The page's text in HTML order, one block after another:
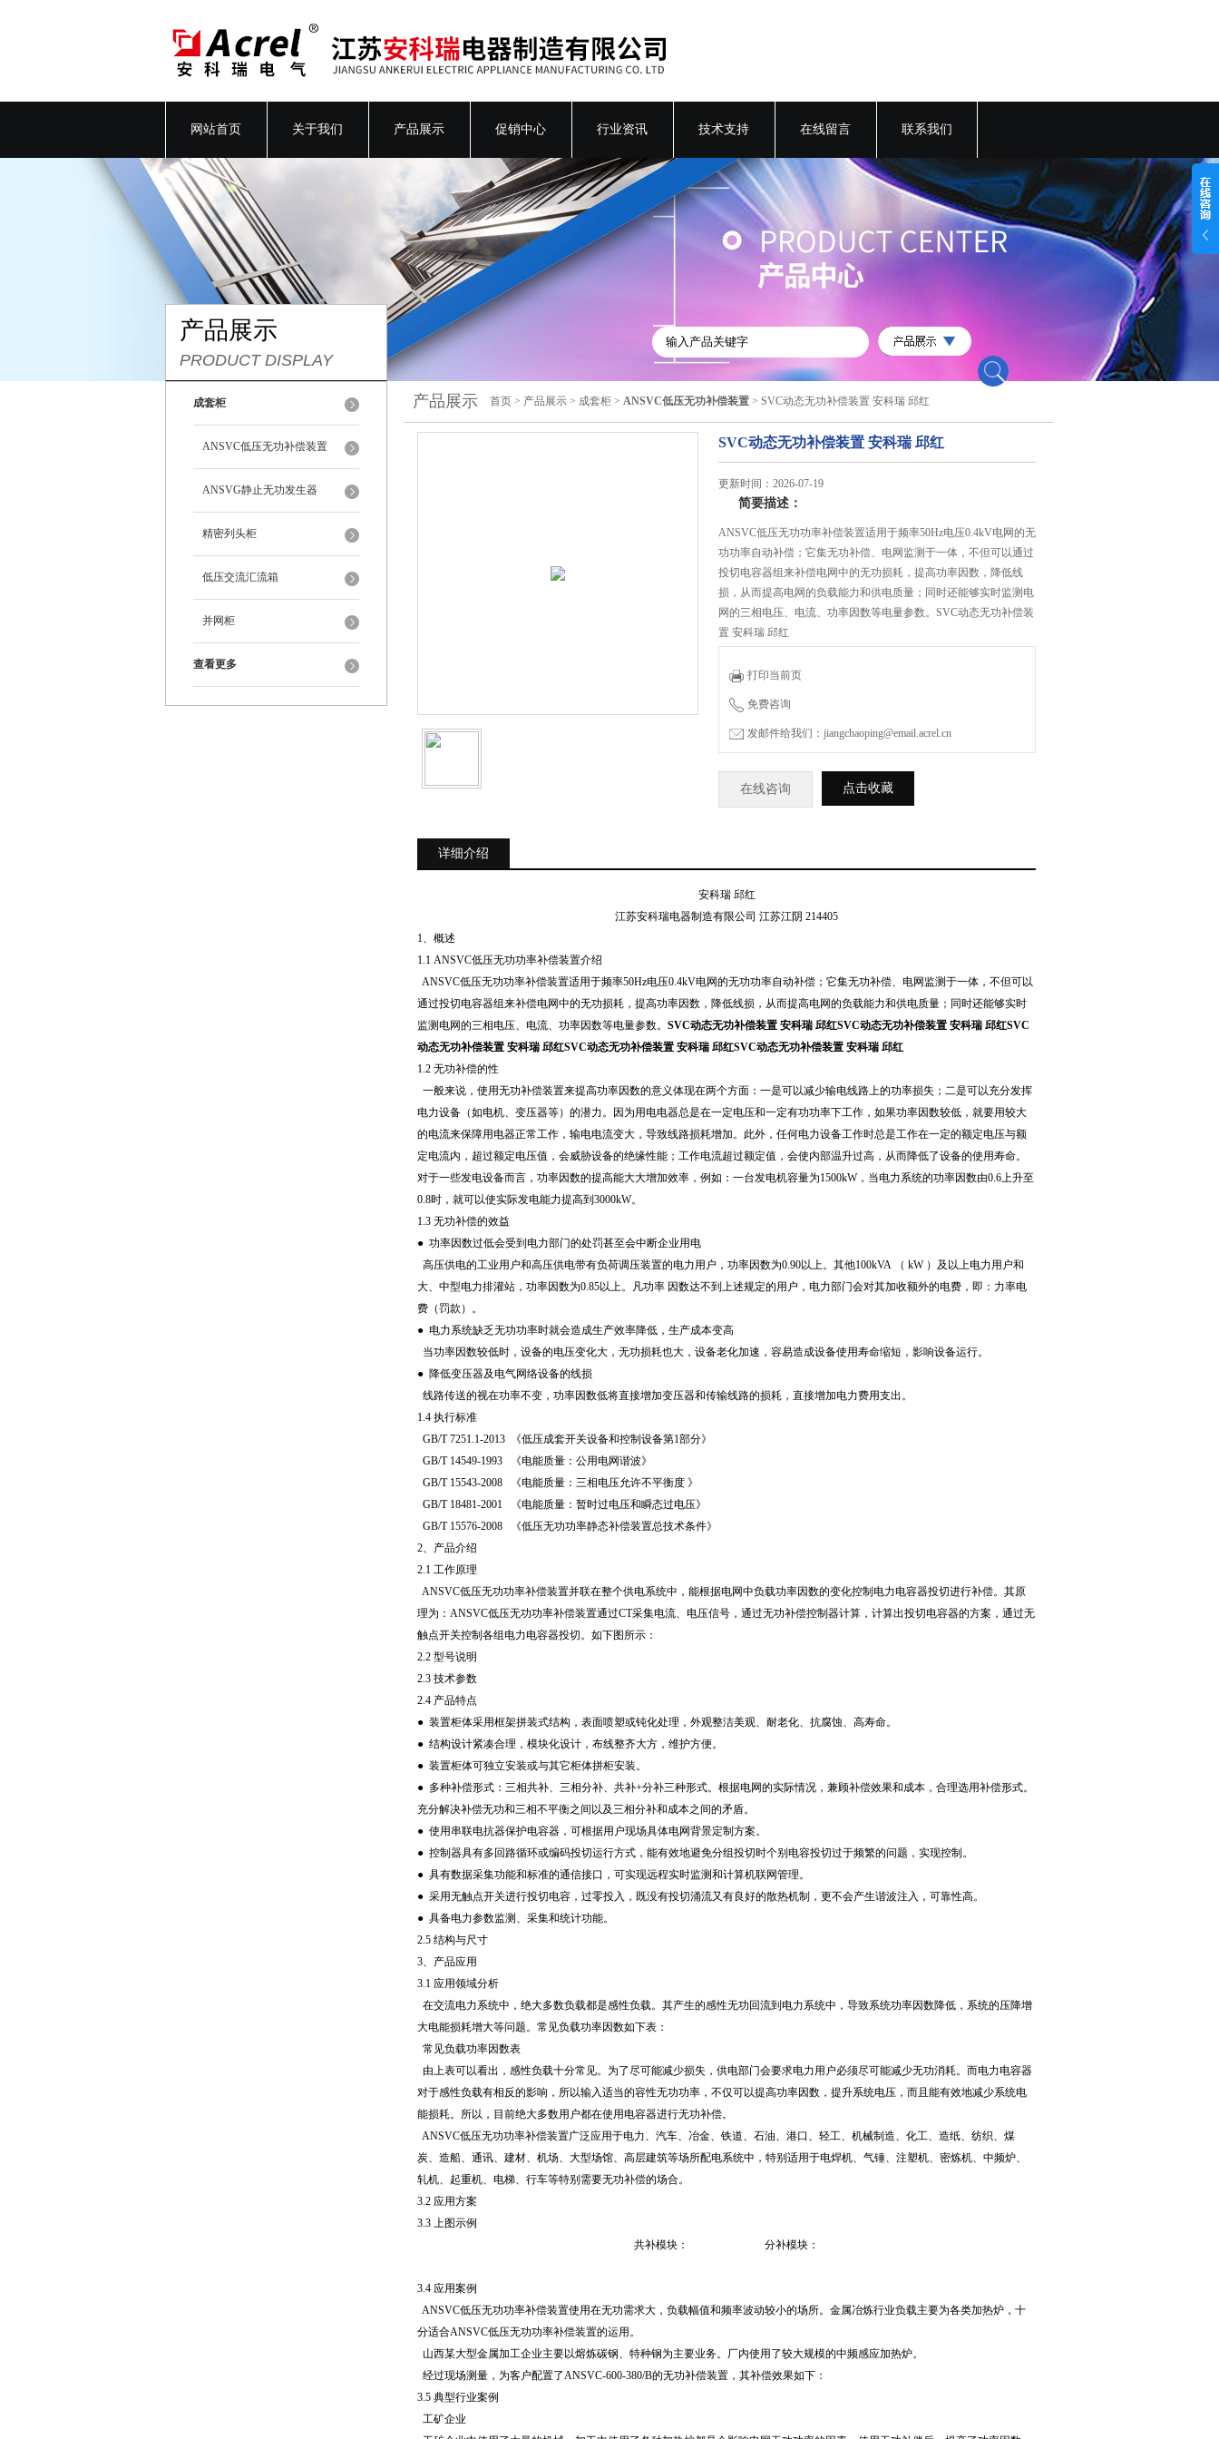
网站首页 关于我们 产品展示 促销中心 行业资讯 技术支持 在线留言 联系我们
产品展示
PRODUCT DISPLAY
成套柜
ANSVC低压无功补偿装置
ANSVG静止无功发生器
精密列头柜
低压交流汇流箱
并网柜
查看更多
产品展示 首页 > 产品展示 > 成套柜 > ANSVC低压无功补偿装置 > SVC动态无功补偿装置 安科瑞 邱红
SVC动态无功补偿装置 安科瑞 邱红
更新时间：2026-07-19
简要描述：
ANSVC低压无功功率补偿装置适用于频率50Hz电压0.4kV电网的无
功功率自动补偿；它集无功补偿、电网监测于一体，不但可以通过
投切电容器组来补偿电网中的无功损耗，提高功率因数，降低线
损，从而提高电网的负载能力和供电质量；同时还能够实时监测电
网的三相电压、电流、功率因数等电量参数。SVC动态无功补偿装
置 安科瑞 邱红
打印当前页
免费咨询
发邮件给我们：jiangchaoping@email.acrel.cn
在线咨询 点击收藏
详细介绍
安科瑞 邱红
江苏安科瑞电器制造有限公司 江苏江阴 214405
1、概述
1.1 ANSVC低压无功功率补偿装置介绍
ANSVC低压无功功率补偿装置适用于频率50Hz电压0.4kV电网的无功功率自动补偿；它集无功补偿、电网监测于一体，不但可以
通过投切电容器组来补偿电网中的无功损耗，提高功率因数，降低线损，从而提高电网的负载能力和供电质量；同时还能够实时
监测电网的三相电压、电流、功率因数等电量参数。 SVC动态无功补偿装置 安科瑞 邱红SVC动态无功补偿装置 安科瑞 邱红SVC
动态无功补偿装置 安科瑞 邱红SVC动态无功补偿装置 安科瑞 邱红SVC动态无功补偿装置 安科瑞 邱红
1.2 无功补偿的性
一般来说，使用无功补偿装置来提高功率因数的意义体现在两个方面：一是可以减少输电线路上的功率损失；二是可以充分发挥
电力设备（如电机、变压器等）的潜力。因为用电电器总是在一定电压和一定有功功率下工作，如果功率因数较低，就要用较大
的电流来保障用电器正常工作，输电电流变大，导致线路损耗增加。此外，任何电力设备工作时总是工作在一定的额定电压与额
定电流内，超过额定电压值，会威胁设备的绝缘性能；工作电流超过额定值，会使内部温升过高，从而降低了设备的使用寿命。
对于一些发电设备而言，功率因数的提高能大大增加效率，例如：一台发电机容量为1500kW，当电力系统的功率因数由0.6上升至
0.8时，就可以使实际发电能力提高到3000kW。
1.3 无功补偿的效益
● 功率因数过低会受到电力部门的处罚甚至会中断企业用电
高压供电的工业用户和高压供电带有负荷调压装置的电力用户，功率因数为0.90以上。其他100kVA （ kW ）及以上电力用户和
大、中型电力排灌站，功率因数为0.85以上。凡功率 因数达不到上述规定的用户，电力部门会对其加收额外的电费，即：力率电
费（罚款）。
● 电力系统缺乏无功功率时就会造成生产效率降低，生产成本变高
当功率因数较低时，设备的电压变化大，无功损耗也大，设备老化加速，容易造成设备使用寿命缩短，影响设备运行。
● 降低变压器及电气网络设备的线损
线路传送的视在功率不变，功率因数低将直接增加变压器和传输线路的损耗，直接增加电力费用支出。
1.4 执行标准
GB/T 7251.1-2013 《低压成套开关设备和控制设备第1部分》
GB/T 14549-1993 《电能质量：公用电网谐波》
GB/T 15543-2008 《电能质量：三相电压允许不平衡度 》
GB/T 18481-2001 《电能质量：暂时过电压和瞬态过电压》
GB/T 15576-2008 《低压无功功率静态补偿装置总技术条件》
2、产品介绍
2.1 工作原理
ANSVC低压无功功率补偿装置并联在整个供电系统中，能根据电网中负载功率因数的变化控制电力电容器投切进行补偿。其原
理为：ANSVC低压无功功率补偿装置通过CT采集电流、电压信号，通过无功补偿控制器计算，计算出投切电容器的方案，通过无
触点开关控制各组电力电容器投切。如下图所示：
2.2 型号说明
2.3 技术参数
2.4 产品特点
● 装置柜体采用框架拼装式结构，表面喷塑或钝化处理，外观整洁美观、耐老化、抗腐蚀、高寿命。
● 结构设计紧凑合理，模块化设计，布线整齐大方，维护方便。
● 装置柜体可独立安装或与其它柜体拼柜安装。
● 多种补偿形式：三相共补、三相分补、共补+分补三种形式。根据电网的实际情况，兼顾补偿效果和成本，合理选用补偿形式。
充分解决补偿无功和三相不平衡之间以及三相分补和成本之间的矛盾。
● 使用串联电抗器保护电容器，可根据用户现场具体电网背景定制方案。
● 控制器具有多回路循环或编码投切运行方式，能有效地避免分组投切时个别电容投切过于频繁的问题，实现控制。
● 具有数据采集功能和标准的通信接口，可实现远程实时监测和计算机联网管理。
● 采用无触点开关进行投切电容，过零投入，既没有投切涌流又有良好的散热机制，更不会产生谐波注入，可靠性高。
● 具备电力参数监测、采集和统计功能。
2.5 结构与尺寸
3、产品应用
3.1 应用领域分析
在交流电力系统中，绝大多数负载都是感性负载。其产生的感性无功回流到电力系统中，导致系统功率因数降低，系统的压降增
大电能损耗增大等问题。常见负载功率因数如下表：
常见负载功率因数表
由上表可以看出，感性负载十分常见。为了尽可能减少损失，供电部门会要求电力用户必须尽可能减少无功消耗。而电力电容器
对于感性负载有相反的影响，所以输入适当的容性无功功率，不仅可以提高功率因数，提升系统电压，而且能有效地减少系统电
能损耗。所以，目前绝大多数用户都在使用电容器进行无功补偿。
ANSVC低压无功功率补偿装置广泛应用于电力、汽车、冶金、铁道、石油、港口、轻工、机械制造、化工、造纸、纺织、煤
炭、造船、通讯、建材、机场、大型场馆、高层建筑等场所配电系统中，特别适用于电焊机、气锤、注塑机、密炼机、中频炉、
轧机、起重机、电梯、行车等特别需要无功补偿的场合。
3.2 应用方案
3.3 上图示例
共补模块： 分补模块：
3.4 应用案例
ANSVC低压无功功率补偿装置使用在无功需求大，负载幅值和频率波动较小的场所。金属冶炼行业负载主要为各类加热炉，十
分适合ANSVC低压无功功率补偿装置的运用。
山西某大型金属加工企业主要以熔炼碳钢、特种钢为主要业务。厂内使用了较大规模的中频感应加热炉。
经过现场测量，为客户配置了ANSVC-600-380/B的无功补偿装置，其补偿效果如下：
3.5 典型行业案例
工矿企业